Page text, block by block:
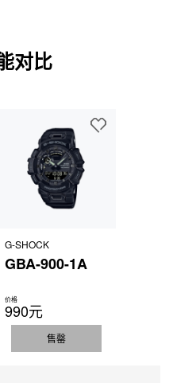
对比
G-SHOCK
GBA-900-1A
价格
990元
售罄